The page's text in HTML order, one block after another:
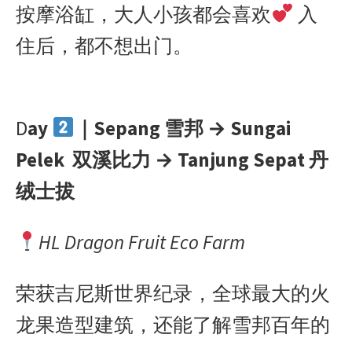
按摩浴缸，大人小孩都会喜欢
入
住后，都不想出门。
Day
｜Sepang 雪邦 → Sungai
Pelek 双溪比力 → Tanjung Sepat 丹
绒士拔
HL Dragon Fruit Eco Farm
荣获吉尼斯世界纪录，全球最大的火
龙果造型建筑，还能了解雪邦百年的